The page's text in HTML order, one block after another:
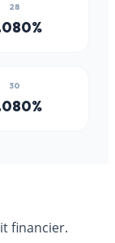
financier.